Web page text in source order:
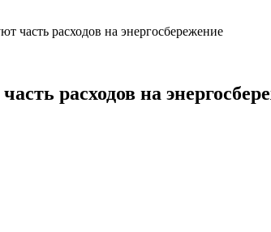
расходов на энергосбережение
расходов на